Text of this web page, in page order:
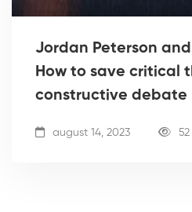
Jordan Peterson
How to save critical
constructive debate
august 14, 2023